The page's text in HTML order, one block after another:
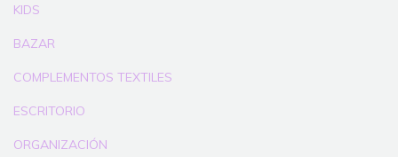
KIDS
BAZAR
COMPLEMENTOS TEXTILES
ESCRITORIO
ORGANIZACIÓN